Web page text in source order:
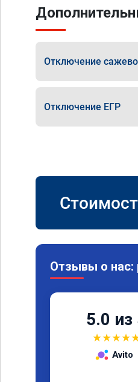
Отключение
Отключение ЕГР
Отзывы о нас:
5.0 из
★★★★
Avito